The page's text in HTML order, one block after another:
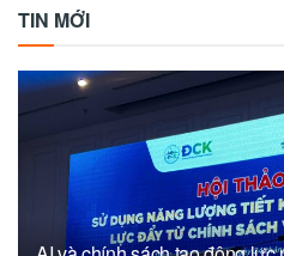
TIN MỚI